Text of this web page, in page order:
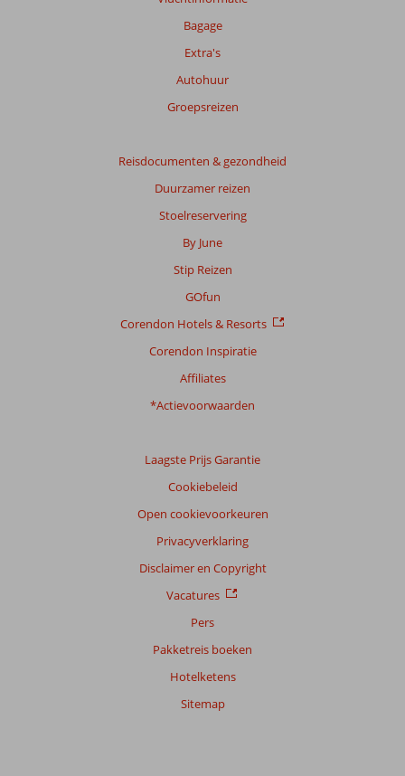
Bagage
Extra's
Autohuur
Groepsreizen
Reisdocumenten & gezondheid
Duurzamer reizen
Stoelreservering
By June
Stip Reizen
GOfun
Corendon Hotels & Resorts
Corendon Inspiratie
Affiliates
*Actievoorwaarden
Laagste Prijs Garantie
Cookiebeleid
Open cookievoorkeuren
Privacyverklaring
Disclaimer en Copyright
Vacatures
Pers
Pakketreis boeken
Hotelketens
Sitemap